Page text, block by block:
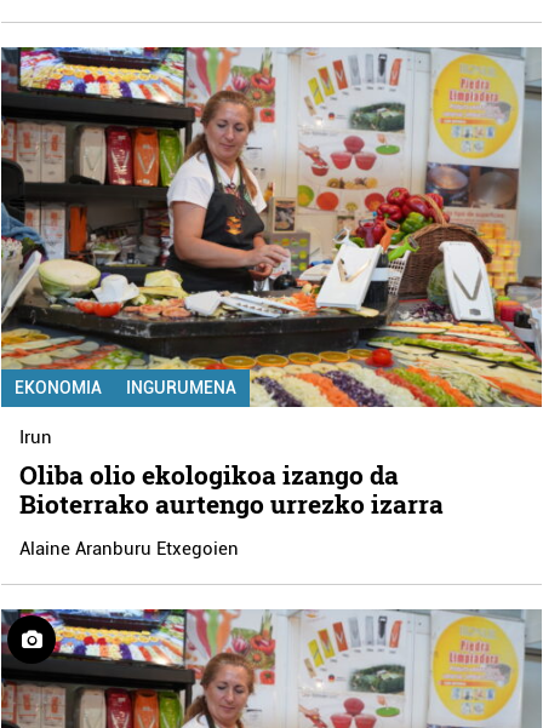
EKONOMIA INGURUMENA
Irun
Oliba olio ekologikoa izango da
Bioterrako aurtengo urrezko izarra
Alaine Aranburu Etxegoien